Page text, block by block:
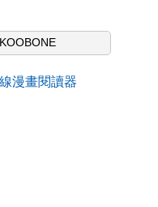
漫畫閱讀器